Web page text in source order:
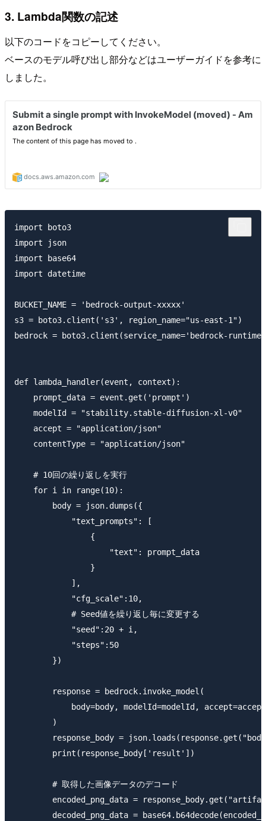
3. Lambda関数の記述
以下のコードをコピーしてください。
ベースのモデル呼び出し部分などはユーザーガイドを参考に
しました。
import boto3
import json
import base64
import datetime
BUCKET_NAME = 'bedrock-output-xxxxx'
s3 = boto3.client('s3', region_name="us-east-1")
bedrock = boto3.client(service_name='bedrock-
def lambda_handler(event, context):
    prompt_data = event.get('prompt')
    modelId = "stability.stable-diffusion-xl-v0"
    accept = "application/json"
    contentType = "application/json"
    # 10回の繰り返しを実行
    for i in range(10):
        body = json.dumps({
            "text_prompts": [
                {
                    "text": prompt_data
                }
            ],
            "cfg_scale":10,
            # Seed値を繰り返し毎に変更する
            "seed":20 + i,
            "steps":50
        })
        response = bedrock.invoke_model(
body=body, modelId=modelId,
        )
response_body =
        print(response_body['result'])
        # 取得した画像データのデコード
encoded_png_data =
decoded_png_data =